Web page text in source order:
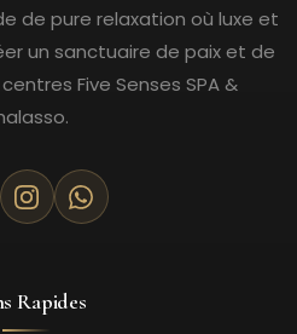
de pure relaxation où luxe et
un sanctuaire de paix et de
Five Senses SPA &
Rapides